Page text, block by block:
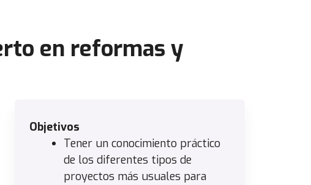
en reformas y
Objetivos
Tener un conocimiento práctico
de los diferentes tipos de
proyectos más usuales para